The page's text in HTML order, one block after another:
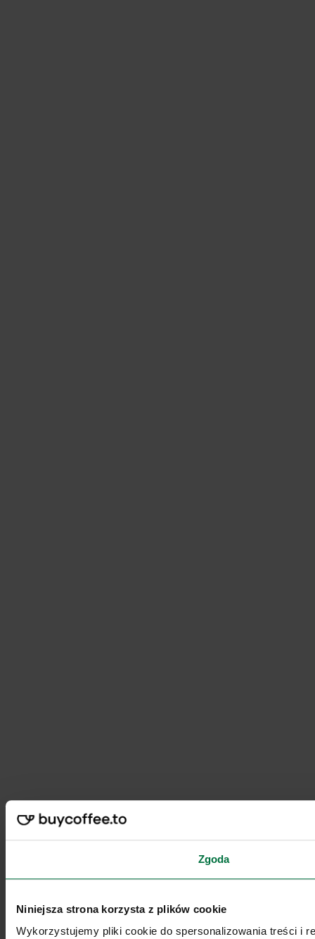
Zgoda
Niniejsza strona korzysta z plików cookie
Wykorzystujemy pliki cookie do spersonalizowania treści i